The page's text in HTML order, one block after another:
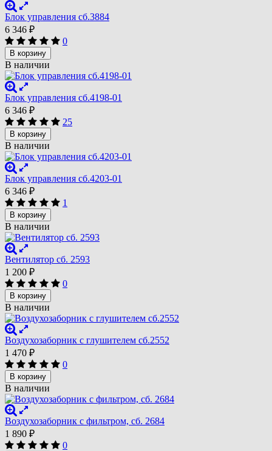
Блок управления сб.3884
6 346 ₽
0
В корзину
В наличии
Блок управления сб.4198-01
6 346 ₽
25
В корзину
В наличии
Блок управления сб.4203-01
6 346 ₽
1
В корзину
В наличии
Вентилятор сб. 2593
1 200 ₽
0
В корзину
В наличии
Воздухозаборник с глушителем сб.2552
1 470 ₽
0
В корзину
В наличии
Воздухозаборник с фильтром, сб. 2684
1 890 ₽
0